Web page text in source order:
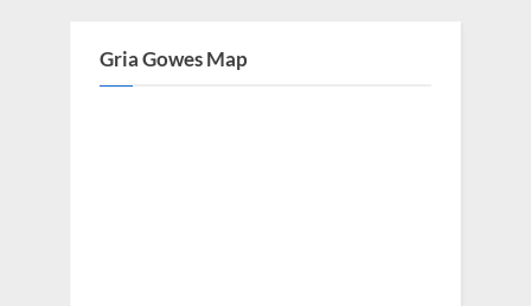
Gria Gowes Map